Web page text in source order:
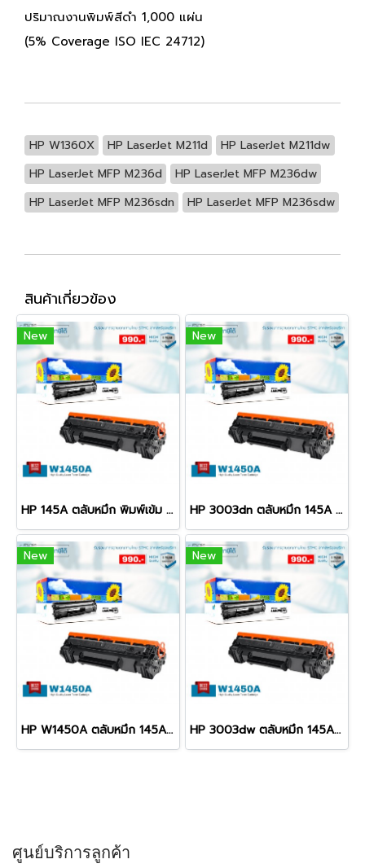
ปริมาณงานพิมพ์สีดำ 1,000 แผ่น
(5% Coverage ISO IEC 24712)
HP W1360X HP LaserJet M211d
HP LaserJet M211dw
HP LaserJet MFP M236d
HP LaserJet MFP M236dw
HP LaserJet MFP M236sdn
HP LaserJet MFP M236sdw
สินค้าเกี่ยวข้อง
New
HP 145A ตลับหมึก พิมพ์เข้ม คมชัด รับประกัน 100%
New
HP 3003dn ตลับหมึก 145A พิมพ์เข้ม คมชัด รับประกัน 100%
New
HP W1450A ตลับหมึก 145A พิมพ์เข้ม คมชัด รับประกัน 100%
New
HP 3003dw ตลับหมึก 145A พิมพ์เข้ม คมชัด รับประกัน 100%
ศูนย์บริการลูกค้า